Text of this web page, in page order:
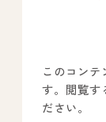
事業所のご
－ オールピー
このコンテ
す。閲覧す
ださい。